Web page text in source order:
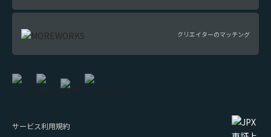
クリエイターのマッチング
サービス利用規約